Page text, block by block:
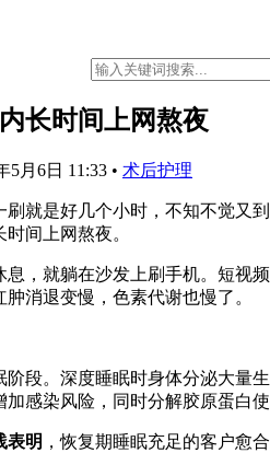
长时间上网熬夜
5月6日 11:33 • 术后护理
就是好几个小时，不知不觉又
间上网熬夜。
，就躺在沙发上刷手机。短视
消退变慢，色素代谢也慢了。
段。深度睡眠时身体分泌大量
感染风险，同时分解胶原蛋白
表明 ，恢复期睡眠充足的客户愈